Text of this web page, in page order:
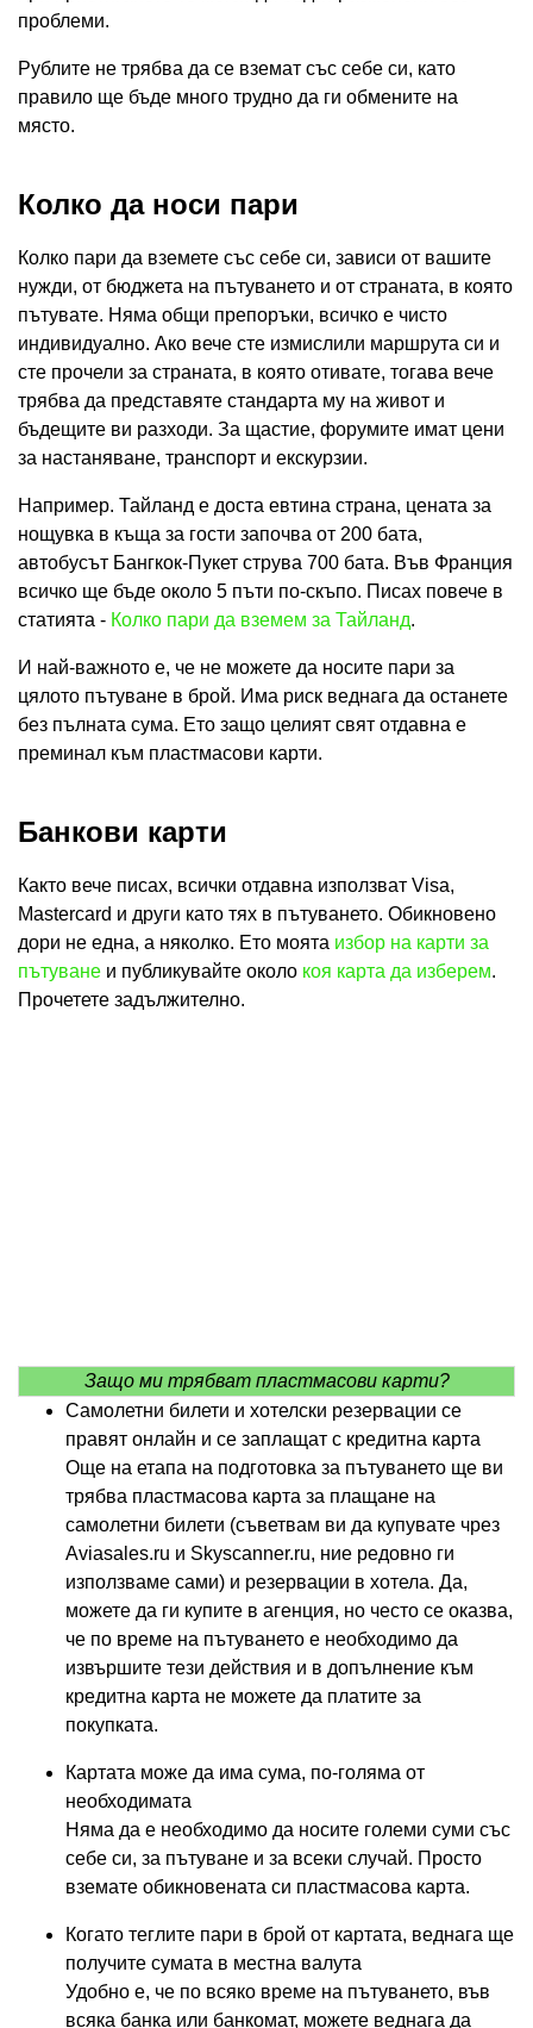
проблеми.
Рублите не трябва да се вземат със себе си, като
правило ще бъде много трудно да ги обмените на
място.
Колко да носи пари
Колко пари да вземете със себе си, зависи от вашите
нужди, от бюджета на пътуването и от страната, в която
пътувате. Няма общи препоръки, всичко е чисто
индивидуално. Ако вече сте измислили маршрута си и
сте прочели за страната, в която отивате, тогава вече
трябва да представяте стандарта му на живот и
бъдещите ви разходи. За щастие, форумите имат цени
за настаняване, транспорт и екскурзии.
Например. Тайланд е доста евтина страна, цената за
нощувка в къща за гости започва от 200 бата,
автобусът Бангкок-Пукет струва 700 бата. Във Франция
всичко ще бъде около 5 пъти по-скъпо. Писах повече в
статията - Колко пари да вземем за Тайланд.
И най-важното е, че не можете да носите пари за
цялото пътуване в брой. Има риск веднага да останете
без пълната сума. Ето защо целият свят отдавна е
преминал към пластмасови карти.
Банкови карти
Както вече писах, всички отдавна използват Visa,
Mastercard и други като тях в пътуването. Обикновено
дори не една, а няколко. Ето моята избор на карти за
пътуване и публикувайте около коя карта да изберем.
Прочетете задължително.
Защо ми трябват пластмасови карти?
Самолетни билети и хотелски резервации се
правят онлайн и се заплащат с кредитна карта
Още на етапа на подготовка за пътуването ще ви
трябва пластмасова карта за плащане на
самолетни билети (съветвам ви да купувате чрез
Aviasales.ru и Skyscanner.ru, ние редовно ги
използваме сами) и резервации в хотела. Да,
можете да ги купите в агенция, но често се оказва,
че по време на пътуването е необходимо да
извършите тези действия и в допълнение към
кредитна карта не можете да платите за
покупката.
Картата може да има сума, по-голяма от
необходимата
Няма да е необходимо да носите големи суми със
себе си, за пътуване и за всеки случай. Просто
вземате обикновената си пластмасова карта.
Когато теглите пари в брой от картата, веднага ще
получите сумата в местна валута
Удобно е, че по всяко време на пътуването, във
всяка банка или банкомат, можете веднага да